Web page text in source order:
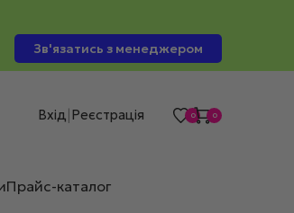
Зв'язатись з менеджером
Вхід Реєстрація 0 0
Прайс-каталог